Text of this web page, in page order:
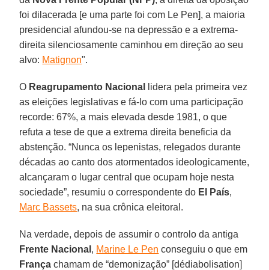
foi dilacerada [e uma parte foi com Le Pen], a maioria
presidencial afundou-se na depressão e a extrema-
direita silenciosamente caminhou em direção ao seu
alvo: Matignon".
O Reagrupamento Nacional
lidera pela primeira vez
as eleições legislativas e fá-lo com uma participação
recorde: 67%, a mais elevada desde 1981, o que
refuta a tese de que a extrema direita beneficia da
abstenção. “Nunca os lepenistas, relegados durante
décadas ao canto dos atormentados ideologicamente,
alcançaram o lugar central que ocupam hoje nesta
sociedade”, resumiu o correspondente do El País,
Marc Bassets, na sua crônica eleitoral.
Na verdade, depois de assumir o controlo da antiga
Frente Nacional , Marine Le Pen conseguiu o que em
França chamam de “demonização” [dédiabolisation]